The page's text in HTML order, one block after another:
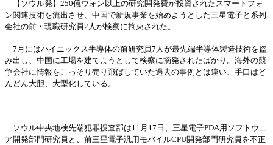
【ソウル発】 250億ウォン以上の研究開発費が投資されたスマー トフォ
ン関連技術を流出させ、中 国で新規事業を始めようとした三星電子と系列
会社の前 ・ 現職研究員2人が検察に拘束された。
7月にはハイニックス半導体の前研究員7人が最先端半導体製造技術を盗
み出し、中 国 に工場を建てようとして検察に摘発されたばかり。海外の競
争会社に情報をこっそり 売 り飛ばしていた過去の事例とは違い、手口はど
んどん大胆、大型化している。
ソウル中央地検先端犯罪捜査部は11月17日、三星電子PDA用ソフトウェ
ア開発部門研究員と、前三星電子汎用モバイルCPU開発部門研究員を不正